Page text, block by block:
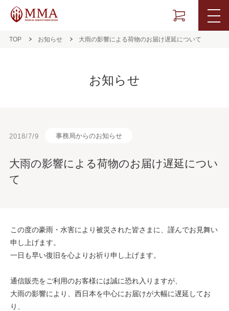
TOP お知らせ 大雨の影響による荷物のお届け遅延について
お知らせ
2018/7/9 事務局からのお知らせ
大雨の影響による荷物のお届け遅延につい
て
この度の豪雨・水害により被災された皆さまに、謹んでお見舞い
申し上げます。
一日も早い復旧を心よりお祈り申し上げます。
通信販売をご利用のお客様には誠に恐れ入りますが、
大雨の影響により、西日本を中心にお届けが大幅に遅延してお
り、